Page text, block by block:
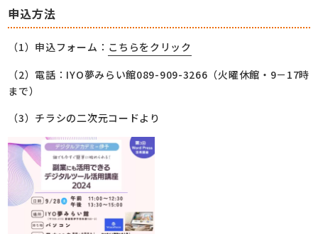
申込方法
（1）申込フォーム： こちらをクリック
（2）電話：IYO夢みらい館089-909-3266（火曜休館・9－17時
まで）
（3）チラシの二次元コードより